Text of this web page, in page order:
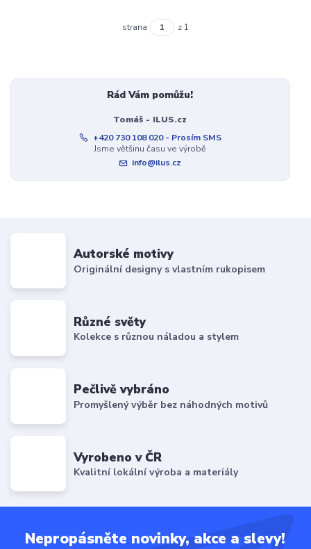
strana z 1
Rád Vám pomůžu!
Tomáš - ILUS.cz
+420 730 108 020 - Prosím SMS
Jsme většinu času ve výrobě
info@ilus.cz
Autorské motivy
Originální designy s vlastním rukopisem
Různé světy
Kolekce s různou náladou a stylem
Pečlivě vybráno
Promyšlený výběr bez náhodných motivů
Vyrobeno v ČR
Kvalitní lokální výroba a materiály
Nepropásněte novinky, akce a slevy!